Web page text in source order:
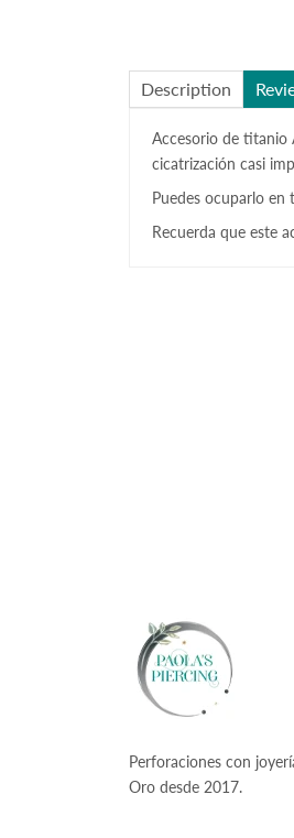
Description
Accesorio de titanio
cicatrización casi
Puedes ocuparlo en
Recuerda que este
Perforaciones con
Oro desde 2017.